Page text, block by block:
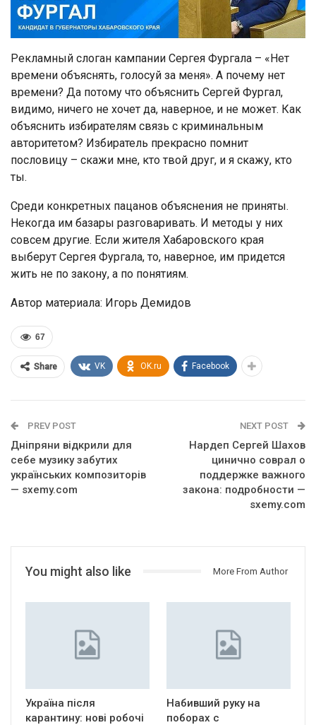
Рекламный слоган кампании Сергея Фургала – «Нет
времени объяснять, голосуй за меня». А почему нет
времени? Да потому что объяснить Сергей Фургал,
видимо, ничего не хочет да, наверное, и не может. Как
объяснить избирателям связь с криминальным
авторитетом? Избиратель прекрасно помнит
пословицу – скажи мне, кто твой друг, и я скажу, кто
ты.
Среди конкретных пацанов объяснения не приняты.
Некогда им базары разговаривать. И методы у них
совсем другие. Если жителя Хабаровского края
выберут Сергея Фургала, то, наверное, им придется
жить не по закону, а по понятиям.
Автор материала: Игорь Демидов
67
Share VK OK.ru Facebook
PREV POST
Дніпряни відкрили для
себе музику забутих
українських композиторів
— sxemy.com
NEXT POST
Нардеп Сергей Шахов
цинично соврал о
поддержке важного
закона: подробности —
sxemy.com
You might also like More From Author
Україна після
карантину: нові робочі
Набивший руку на
поборах с